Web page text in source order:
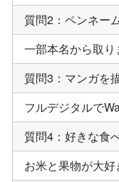
質問2：ペンネー
一部本名から取り
質問3：マンガを
フルデジタルで
質問4：好きな食
お米と果物が大